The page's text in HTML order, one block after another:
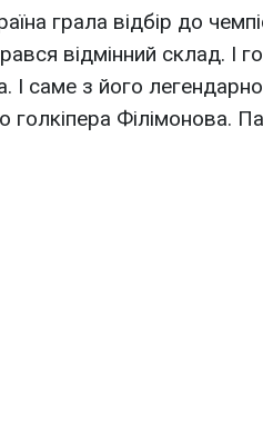
грала відбір до
відмінний склад. І
І саме з його
голкіпера Філімонова.